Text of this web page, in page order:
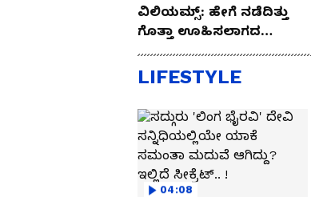
ವಿಲಿಯಮ್ಸ್: ಹೇಗೆ ನಡೆದಿತ್ತು
ಗೊತ್ತಾ ಊಹಿಸಲಾಗದ
ಕಾರ್ಯಾಚರಣೆ?
LIFESTYLE
04:08